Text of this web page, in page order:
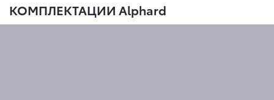
КОМПЛЕКТАЦИИ Alphard